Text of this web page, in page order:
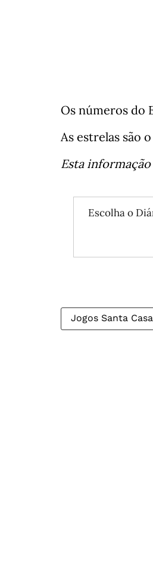
Os números do
As estrelas são o
Esta
Escolha o
Jogos Santa Casa